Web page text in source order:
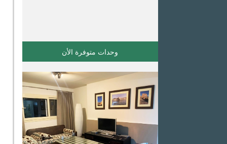
وحدات متوفرة اﻷن